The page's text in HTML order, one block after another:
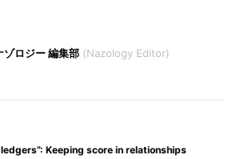
ゾロジー 編集部 Nazology Editor
Keeping score in relationships